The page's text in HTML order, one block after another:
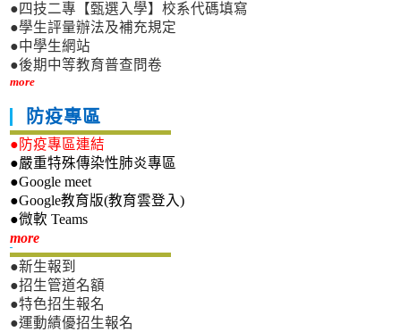
●四技二專【甄選入學】校系代碼填寫
●學生評量辦法及補充規定
●中學生網站
●後期中等教育普查問卷
more
防疫專區
●防疫專區連結
●嚴重特殊傳染性肺炎專區
●Google meet
●Google教育版(教育雲登入)
●微軟 Teams
more新生專區
●新生報到
●招生管道名額
●特色招生報名
●運動績優招生報名